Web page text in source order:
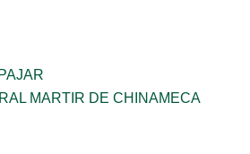
MARTIR DE CHINAMECA